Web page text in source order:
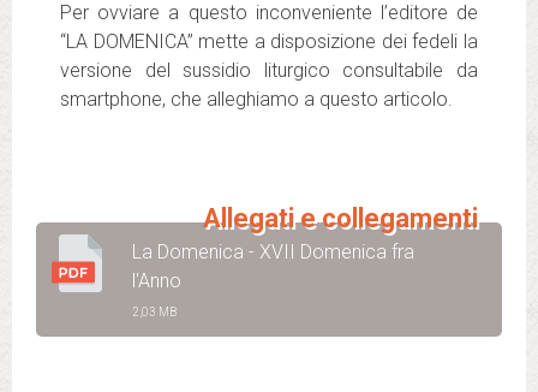
Per ovviare a questo inconveniente l’editore de
“LA DOMENICA” mette a disposizione dei fedeli la
versione del sussidio liturgico consultabile da
smartphone, che alleghiamo a questo articolo.
Allegati e collegamenti
La Domenica - XVII Domenica fra
l'Anno
2,03 MB